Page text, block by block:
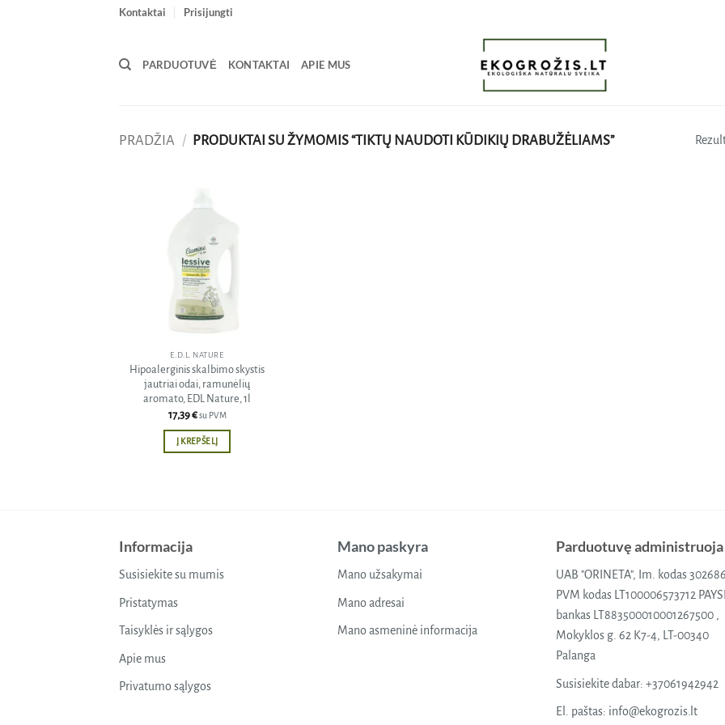
Kontaktai Prisijungti
PARDUOTUVĖ KONTAKTAI APIE MUS
PRADŽIA / PRODUKTAI SU ŽYMOMIS “TIKTŲ NAUDOTI KŪDIKIŲ DRABUŽĖLIAMS”
E.D.L. NATURE
Hipoalerginis skalbimo skystis
jautriai odai, ramunėlių
aromato, EDL Nature, 1l
17,39€ su PVM
Į KREPŠELĮ
Informacija
Susisiekite su mumis
Pristatymas
Taisyklės ir sąlygos
Apie mus
Privatumo sąlygos
Mano paskyra
Mano užsakymai
Mano adresai
Mano asmeninė informacija
Parduotuvę administruoja
UAB "ORINETA", Im. kodas
PVM kodas LT100006573712
bankas LT883500010001267500 ,
Mokyklos g. 62 K7-4, LT-00340
Palanga
Susisiekite dabar: +37061942942
El. paštas: info@ekogrozis.lt